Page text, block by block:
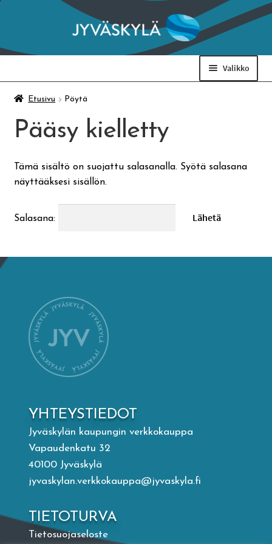
Siirry
navigointiin
Siirry
sisältöön
Valikko
Taidemuseo & Ratamo
Suomen käsityön museo
Skeittihalli
Taideapteekki
Kirjasto
Valon Kaupunki
Lasten Lysti & LystiKylä-festivaali
English
Etusivu Pöytä
Pääsy kielletty
Tämä sisältö on suojattu salasanalla. Syötä salasana
näyttääksesi sisällön.
Salasana:
YHTEYSTIEDOT
Jyväskylän kaupungin verkkokauppa
Vapaudenkatu 32
40100 Jyväskylä
jyvaskylan.verkkokauppa@jyvaskyla.fi
TIETOTURVA
Tietosuojaseloste